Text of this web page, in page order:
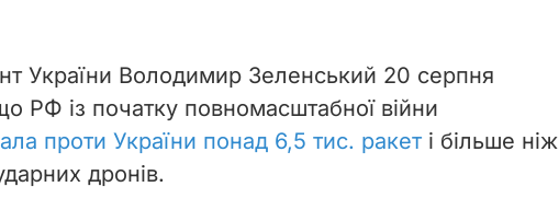
України Володимир Зеленський 20 серпня
РФ із початку повномасштабної війни
проти України понад 6,5 тис. ракет і більше ніж
дронів.